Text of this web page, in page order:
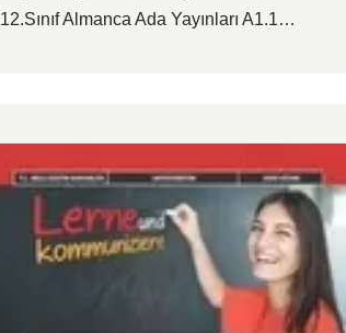
12.Sınıf Almanca Ada Yayınları A1.1…